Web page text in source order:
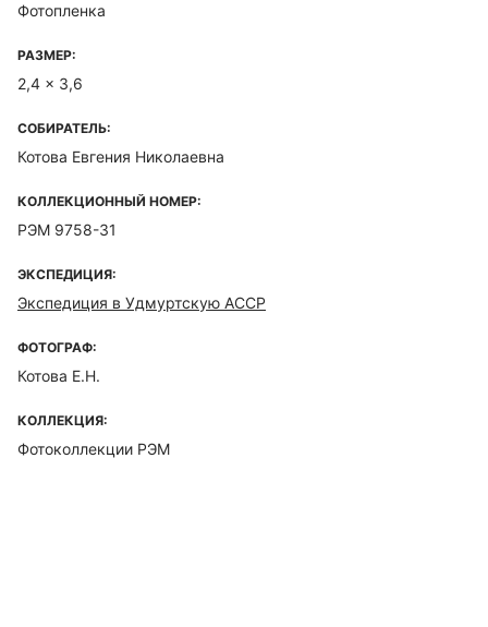
Фотопленка
РАЗМЕР:
2,4 x 3,6
СОБИРАТЕЛЬ:
Котова Евгения Николаевна
КОЛЛЕКЦИОННЫЙ НОМЕР:
РЭМ 9758-31
ЭКСПЕДИЦИЯ:
Экспедиция в Удмуртскую АССР
ФОТОГРАФ:
Котова Е.Н.
КОЛЛЕКЦИЯ:
Фотоколлекции РЭМ